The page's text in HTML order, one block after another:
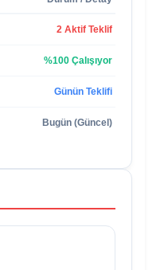
2 Aktif Teklif
%100 Çalışıyor
Günün Teklifi
Bugün (Güncel)